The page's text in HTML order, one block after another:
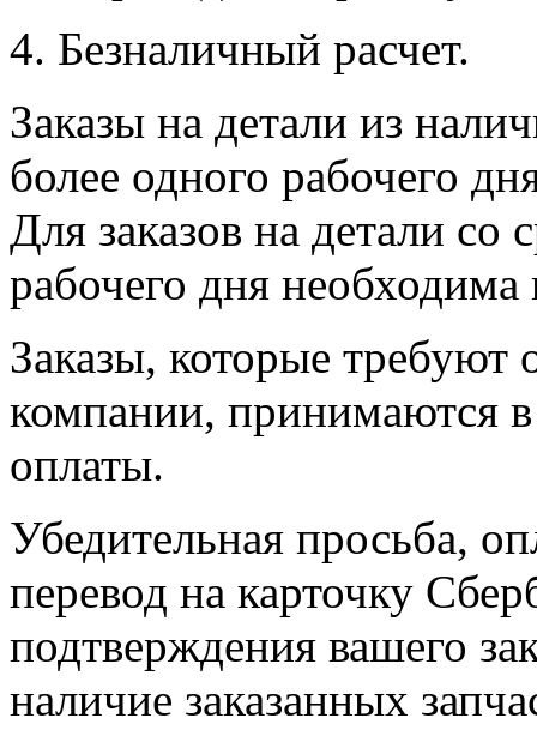
4. Безналичный расчет.
Заказы на детали из
более одного рабочего
Для заказов на детали со
рабочего дня необходима
Заказы, которые требуют
компании, принимаются
оплаты.
Убедительная просьба,
перевод на карточку
подтверждения вашего
наличие заказанных